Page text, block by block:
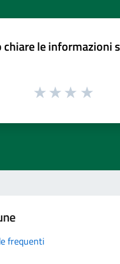
le informazioni
frequenti